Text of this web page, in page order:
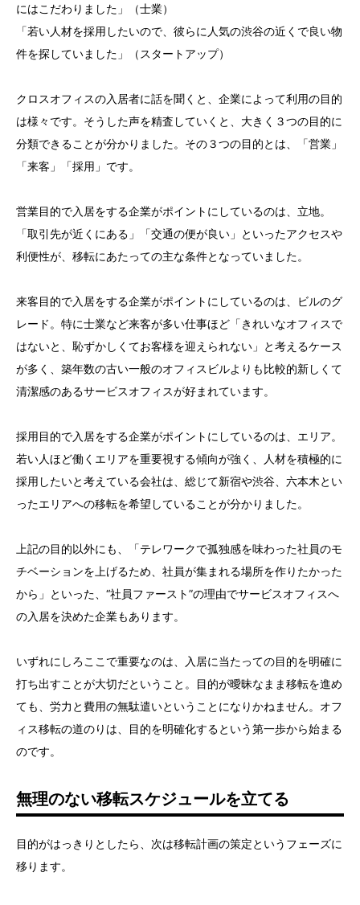
にはこだわりました」（士業）
「若い人材を採用したいので、彼らに人気の渋谷の近くで良い物
件を探していました」（スタートアップ）
クロスオフィスの入居者に話を聞くと、企業によって利用の目的
は様々です。そうした声を精査していくと、大きく３つの目的に
分類できることが分かりました。その３つの目的とは、「営業」
「来客」「採用」です。
営業目的で入居をする企業がポイントにしているのは、立地。
「取引先が近くにある」「交通の便が良い」といったアクセスや
利便性が、移転にあたっての主な条件となっていました。
来客目的で入居をする企業がポイントにしているのは、ビルのグ
レード。特に士業など来客が多い仕事ほど「きれいなオフィスで
はないと、恥ずかしくてお客様を迎えられない」と考えるケース
が多く、築年数の古い一般のオフィスビルよりも比較的新しくて
清潔感のあるサービスオフィスが好まれています。
採用目的で入居をする企業がポイントにしているのは、エリア。
若い人ほど働くエリアを重要視する傾向が強く、人材を積極的に
採用したいと考えている会社は、総じて新宿や渋谷、六本木とい
ったエリアへの移転を希望していることが分かりました。
上記の目的以外にも、「テレワークで孤独感を味わった社員のモ
チベーションを上げるため、社員が集まれる場所を作りたかった
から」といった、“社員ファースト”の理由でサービスオフィスへ
の入居を決めた企業もあります。
いずれにしろここで重要なのは、入居に当たっての目的を明確に
打ち出すことが大切だということ。目的が曖昧なまま移転を進め
ても、労力と費用の無駄遣いということになりかねません。オフ
ィス移転の道のりは、目的を明確化するという第一歩から始まる
のです。
無理のない移転スケジュールを立てる
目的がはっきりとしたら、次は移転計画の策定というフェーズに
移ります。